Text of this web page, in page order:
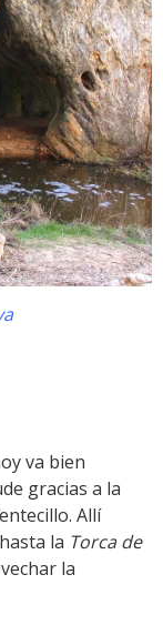
va bien
gracias a la
Allí
la Torca de
la